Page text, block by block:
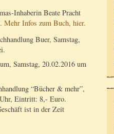
Inhaberin Beate Pracht
Mehr Infos zum Buch, hier.
Buer, Samstag,
Samstag, 20.02.2016 um
“Bücher & mehr”,
Eintritt: 8,- Euro.
ist in der Zeit